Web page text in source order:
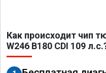
Как происходит чип
W246 B180 CDI 109